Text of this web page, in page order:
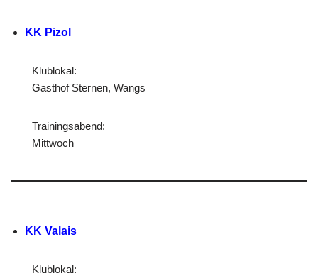
KK Pizol
Klublokal:
Gasthof Sternen, Wangs
Trainingsabend:
Mittwoch
KK Valais
Klublokal: